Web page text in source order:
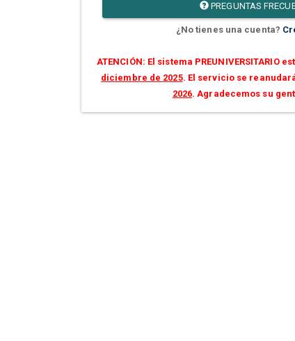
PREGUNTAS
¿No tienes una cuenta?
ATENCIÓN: El sistema PREUNIVERSITARIO
diciembre de 2025. El servicio se
2026. Agradecemos su